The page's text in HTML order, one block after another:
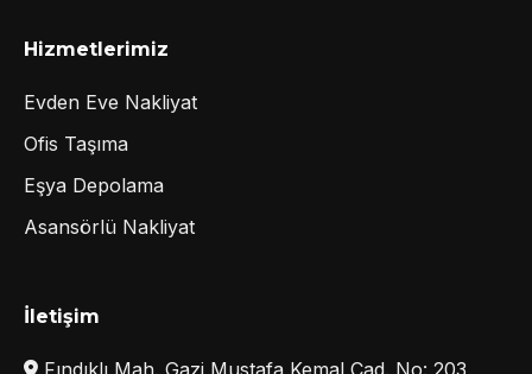
Hizmetlerimiz
Evden Eve Nakliyat
Ofis Taşıma
Eşya Depolama
Asansörlü Nakliyat
İletişim
Fındıklı Mah. Gazi Mustafa Kemal Cad. No: 203